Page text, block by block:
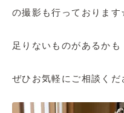
の撮影も行っておりま
足りないものがあるか
ぜひお気軽にご相談くだ